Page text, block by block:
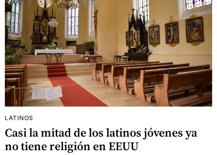
LATINOS
Casi la mitad de los latinos jóvenes ya
no tiene religión en EEUU